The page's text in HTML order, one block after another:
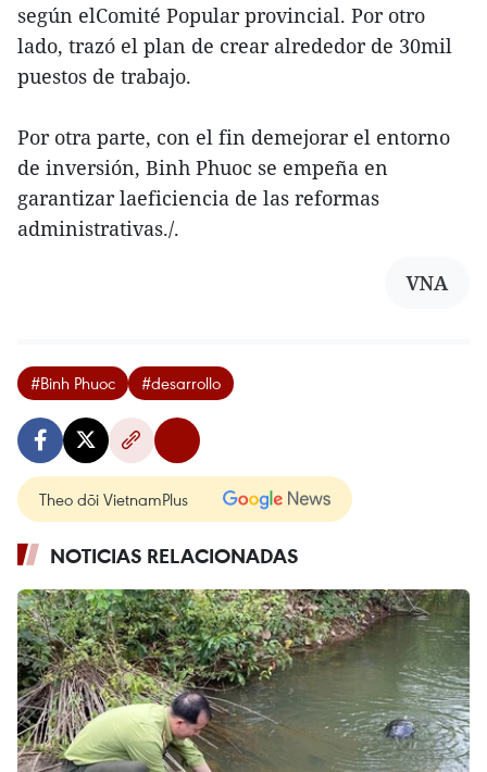
según elComité Popular provincial. Por otro
lado, trazó el plan de crear alrededor de 30mil
puestos de trabajo.
Por otra parte, con el fin demejorar el entorno
de inversión, Binh Phuoc se empeña en
garantizar laeficiencia de las reformas
administrativas./.
VNA
#Binh Phuoc #desarrollo
Theo dõi VietnamPlus
NOTICIAS RELACIONADAS